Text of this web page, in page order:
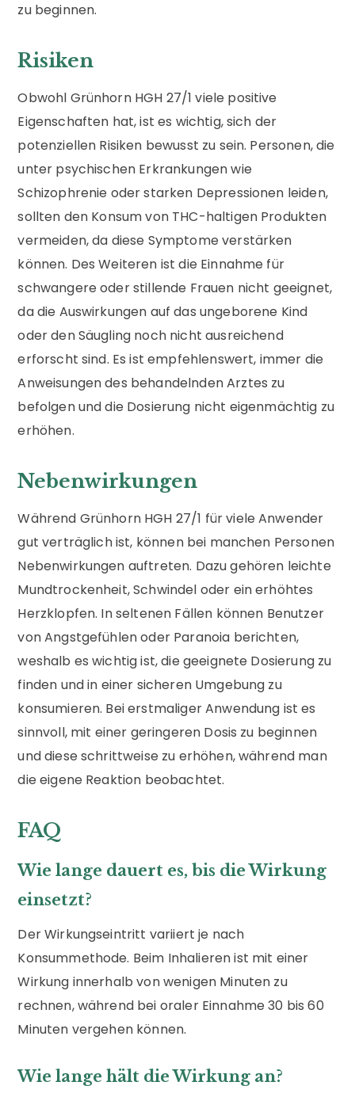
zu beginnen.
Risiken
Obwohl Grünhorn HGH 27/1 viele positive
Eigenschaften hat, ist es wichtig, sich der
potenziellen Risiken bewusst zu sein. Personen, die
unter psychischen Erkrankungen wie
Schizophrenie oder starken Depressionen leiden,
sollten den Konsum von THC-haltigen Produkten
vermeiden, da diese Symptome verstärken
können. Des Weiteren ist die Einnahme für
schwangere oder stillende Frauen nicht geeignet,
da die Auswirkungen auf das ungeborene Kind
oder den Säugling noch nicht ausreichend
erforscht sind. Es ist empfehlenswert, immer die
Anweisungen des behandelnden Arztes zu
befolgen und die Dosierung nicht eigenmächtig zu
erhöhen.
Nebenwirkungen
Während Grünhorn HGH 27/1 für viele Anwender
gut verträglich ist, können bei manchen Personen
Nebenwirkungen auftreten. Dazu gehören leichte
Mundtrockenheit, Schwindel oder ein erhöhtes
Herzklopfen. In seltenen Fällen können Benutzer
von Angstgefühlen oder Paranoia berichten,
weshalb es wichtig ist, die geeignete Dosierung zu
finden und in einer sicheren Umgebung zu
konsumieren. Bei erstmaliger Anwendung ist es
sinnvoll, mit einer geringeren Dosis zu beginnen
und diese schrittweise zu erhöhen, während man
die eigene Reaktion beobachtet.
FAQ
Wie lange dauert es, bis die Wirkung
einsetzt?
Der Wirkungseintritt variiert je nach
Konsummethode. Beim Inhalieren ist mit einer
Wirkung innerhalb von wenigen Minuten zu
rechnen, während bei oraler Einnahme 30 bis 60
Minuten vergehen können.
Wie lange hält die Wirkung an?